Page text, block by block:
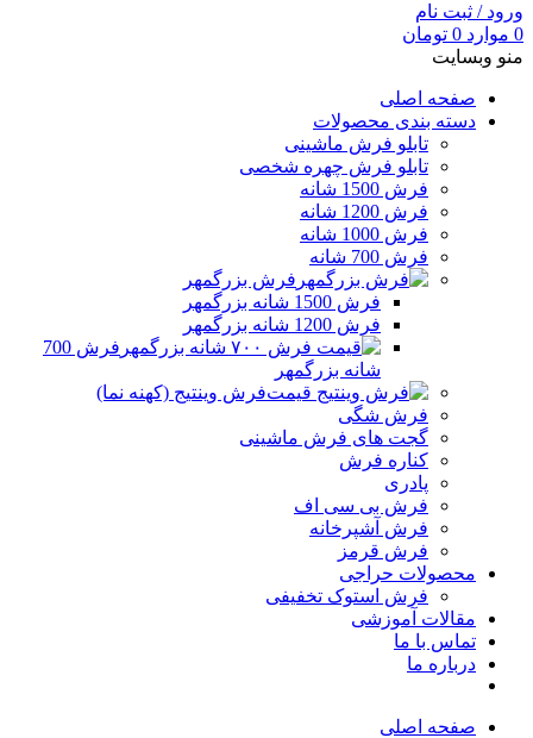
ورود / ثبت نام
0 موارد 0 تومان
منو وبسایت
صفحه اصلی
دسته بندی محصولات
تابلو فرش ماشینی
تابلو فرش چهره شخصی
فرش 1500 شانه
فرش 1200 شانه
فرش 1000 شانه
فرش 700 شانه
فرش بزرگمهر
فرش 1500 شانه بزرگمهر
فرش 1200 شانه بزرگمهر
فرش 700
شانه بزرگمهر
فرش وینتیج (کهنه نما)
فرش شگی
گجت های فرش ماشینی
کناره فرش
پادری
فرش بی سی اف
فرش آشپرخانه
فرش قرمز
محصولات حراجی
فرش استوک تخفیفی
مقالات آموزشی
تماس با ما
درباره ما
صفحه اصلی